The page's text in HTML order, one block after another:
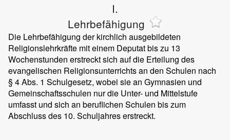
I.
Lehrbefähigung
Die Lehrbefähigung der kirchlich ausgebildeten
Religionslehrkräfte mit einem Deputat bis zu 13
Wochenstunden erstreckt sich auf die Erteilung des
evangelischen Religionsunterrichts an den Schulen nach
§ 4 Abs. 1 Schulgesetz, wobei sie an Gymnasien und
Gemeinschaftsschulen nur die Unter- und Mittelstufe
umfasst und sich an beruflichen Schulen bis zum
Abschluss des 10. Schuljahres erstreckt.